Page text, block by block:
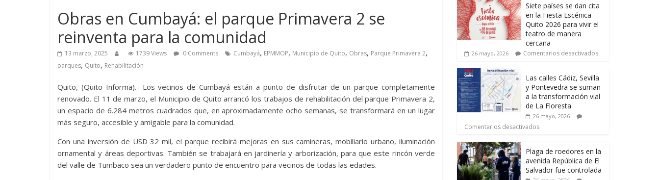
Obras en Cumbayá: el parque Primavera 2 se
reinventa para la comunidad
13 marzo, 2025 1739 Views 0 Comments Cumbayá, EPMMOP, Municipio de Quito, Obras, Parque Primavera 2,
parques, Quito, Rehabilitación
Quito, (Quito Informa).- Los vecinos de Cumbayá están a punto de disfrutar de un parque completamente
renovado. El 11 de marzo, el Municipio de Quito arrancó los trabajos de rehabilitación del parque Primavera 2,
un espacio de 6.284 metros cuadrados que, en aproximadamente ocho semanas, se transformará en un lugar
más seguro, accesible y amigable para la comunidad.
Con una inversión de USD 32 mil, el parque recibirá mejoras en sus camineras, mobiliario urbano, iluminación
ornamental y áreas deportivas. También se trabajará en jardinería y arborización, para que este rincón verde
del valle de Tumbaco sea un verdadero punto de encuentro para vecinos de todas las edades.
Siete países se dan cita
en la Fiesta Escénica
Quito 2026 para vivir el
teatro de manera
cercana
26 mayo, 2026 Comentarios desactivados
Las calles Cádiz, Sevilla
y Pontevedra se suman
a la transformación vial
de La Floresta
26 mayo, 2026
Comentarios desactivados
Plaga de roedores en la
avenida República de El
Salvador fue controlada